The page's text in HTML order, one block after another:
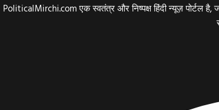
मोदी
PoliticalMirchi.com एक स्वतंत्र और निष्पक्ष हिंदी न्यूज़